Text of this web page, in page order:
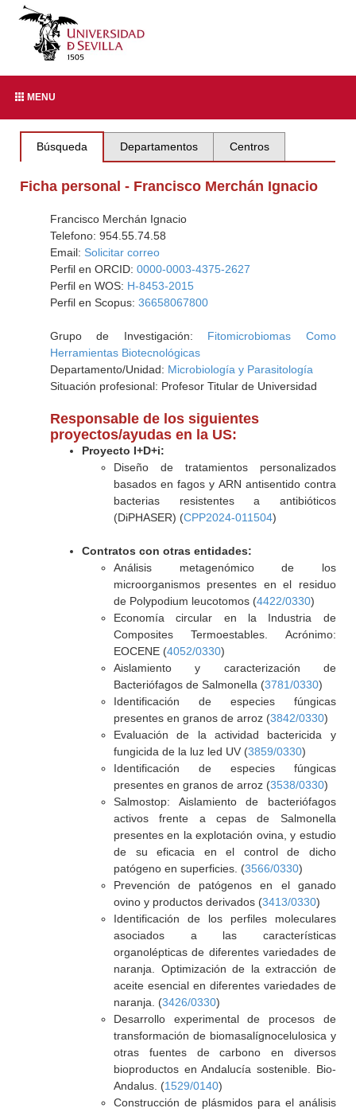
MENU
Búsqueda Departamentos Centros
Ficha personal - Francisco Merchán Ignacio
Francisco Merchán Ignacio
Telefono: 954.55.74.58
Email: Solicitar correo
Perfil en ORCID: 0000-0003-4375-2627
Perfil en WOS: H-8453-2015
Perfil en Scopus: 36658067800
Grupo de Investigación: Fitomicrobiomas Como
Herramientas Biotecnológicas
Departamento/Unidad: Microbiología y Parasitología
Situación profesional: Profesor Titular de Universidad
Responsable de los siguientes
proyectos/ayudas en la US:
Proyecto I+D+i:
Diseño de tratamientos personalizados
basados en fagos y ARN antisentido contra
bacterias resistentes a antibióticos
(DiPHASER) (CPP2024-011504)
Contratos con otras entidades:
Análisis metagenómico de los
microorganismos presentes en el residuo
de Polypodium leucotomos (4422/0330)
Economía circular en la Industria de
Composites Termoestables. Acrónimo:
EOCENE (4052/0330)
Aislamiento y caracterización de
Bacteriófagos de Salmonella (3781/0330)
Identificación de especies fúngicas
presentes en granos de arroz (3842/0330)
Evaluación de la actividad bactericida y
fungicida de la luz led UV (3859/0330)
Identificación de especies fúngicas
presentes en granos de arroz (3538/0330)
Salmostop: Aislamiento de bacteriófagos
activos frente a cepas de Salmonella
presentes en la explotación ovina, y estudio
de su eficacia en el control de dicho
patógeno en superficies. (3566/0330)
Prevención de patógenos en el ganado
ovino y productos derivados (3413/0330)
Identificación de los perfiles moleculares
asociados a las características
organolépticas de diferentes variedades de
naranja. Optimización de la extracción de
aceite esencial en diferentes variedades de
naranja. (3426/0330)
Desarrollo experimental de procesos de
transformación de biomasalígnocelulosica y
otras fuentes de carbono en diversos
bioproductos en Andalucía sostenible. Bio-
Andalus. (1529/0140)
Construcción de plásmidos para el análisis